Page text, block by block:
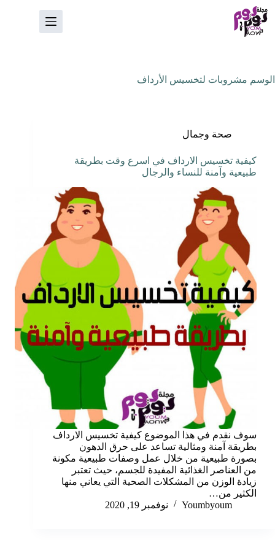
التجاوز
إلى
المحتوى
الوسم مشروبات لتخسيس الأرداف
صحة وجمال
كيفية تخسيس الارداف في اسرع وقت بطريقة
طبيعية وآمنة للنساء والرجال
سوف نقدم في هذا الموضوع كيفية تخسيس الارداف
بطريقة آمنة ومثالية تساعد على حرق الدهون
بصورة طبيعية من خلال عمل وصفات طبيعية مكونة
من العناصر الغذائية المفيدة للجسم، حيث تعتبر
زيادة الوزن من المشكلات الصحية التي يعاني منها
الكثير من…
Youmbyoum
نوفمبر 19, 2020